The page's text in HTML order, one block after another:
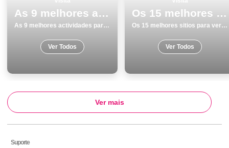
As 9 melhores actividades para fazer e visitar em Cascais
As 9 melhores actividades para fazer e visitar em Cascais
Ver Todos
Os 15 melhores sitios para ver e visitar em Lisboa
Os 15 melhores sitios para ver e visitar em Lisboa
Ver Todos
Ver mais
Suporte